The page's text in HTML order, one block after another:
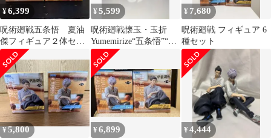
¥6,399
呪術廻戦五条悟 夏油
傑フィギュア２体セッ
ト
¥5,599
呪術廻戦懐玉・玉折
Yumemirize“五条悟”“夏
油傑”
¥ 7,680
呪術廻戦 フィギュア 6
種セット
¥5,800 ¥6,899 ¥4,444